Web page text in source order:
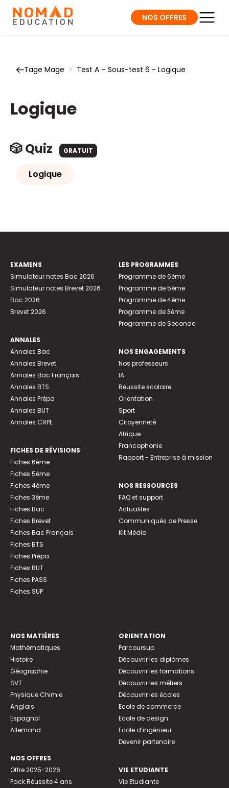
NOS OFFRES
Tage Mage > Test A – Sous-test 6 - Logique
Logique
🎲 Quiz GRATUIT
Logique
EXAMENS
Simulateur notes Bac 2026
Simulateur notes Brevet 2026
Bac 2026
Brevet 2026
ANNALES
Annales Bac
Annales Brevet
Annales Bac Français
Annales BTS
Annales Prépa
Annales BUT
Annales CRPE
FICHES DE RÉVISIONS
Fiches 6ème
Fiches 5ème
Fiches 4ème
Fiches 3ème
Fiches Bac
Fiches Brevet
Fiches Bac Français
Fiches BTS
Fiches Prépa
Fiches BUT
Fiches PASS
Fiches SUP
LES PROGRAMMES
Programme de 6ème
Programme de 5ème
Programme de 4ème
Programme de 3ème
Programme de Seconde
NOS ENGAGEMENTS
Nos professeurs
IA
Réussite scolaire
Orientation
Sport
Citoyenneté
Afrique
Francophonie
Rapport - Entreprise à mission
NOS RESSOURCES
FAQ et support
Actualités
Communiqués de Presse
Kit Média
NOS MATIÈRES
Mathématiques
Histoire
Géographie
SVT
Physique Chimie
Anglais
Espagnol
Allemand
NOS OFFRES
Offre 2025-2026
Pack Réussite 4 ans
ORIENTATION
Parcoursup
Découvrir les diplômes
Découvrir les formations
Découvrir les métiers
Découvrir les écoles
Ecole de commerce
Ecole de design
Ecole d’ingénieur
Devenir partenaire
VIE ETUDIANTE
Vie Etudiante